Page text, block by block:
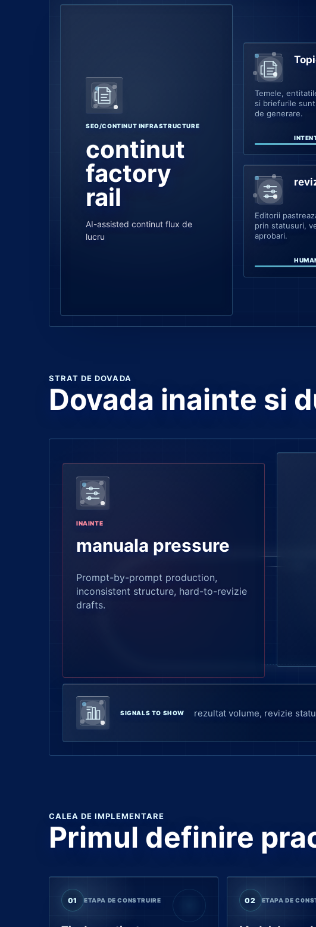
SEO/CONTINUT INFRASTRUCTURE
continut
factory
rail
AI-assisted continut flux de
lucru
Temele,
si briefurile
de generare.
Editorii
prin statusuri,
aprobari.
STRAT DE DOVADA
Dovada inainte si
INAINTE
manuala pressure
Prompt-by-prompt production,
inconsistent structure, hard-to-revizie
drafts.
SIGNALS TO SHOW rezultat volume, revizie
CALEA DE IMPLEMENTARE
Primul definire
01 ETAPA DE CONSTRUIRE 02 ETAPA DE